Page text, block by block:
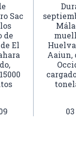
Sac
de
El
Aaiun,